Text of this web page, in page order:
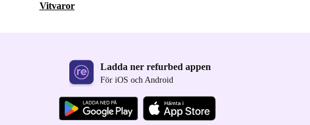
Vitvaror
Ladda ner refurbed appen
För iOS och Android